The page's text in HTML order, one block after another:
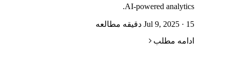
AI-powered analytics.
Jul 9, 2025 · 15 دقیقه مطالعه
ادامه مطلب